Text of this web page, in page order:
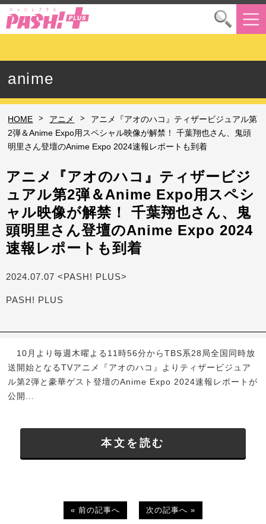
anime
HOME > アニメ >
アニメ『アオのハコ』ティザービジュアル第
2弾＆Anime Expo用スペシャル映像が解禁！ 千葉翔也さん、鬼頭
明里さん登壇のAnime Expo 2024速報レポートも到着
アニメ『アオのハコ』ティザービジ
ュアル第2弾＆Anime Expo用スペシ
ャル映像が解禁！ 千葉翔也さん、鬼
頭明里さん登壇のAnime Expo 2024
速報レポートも到着
2024.07.07 <PASH! PLUS>
PASH! PLUS
10月より毎週木曜よる11時56分からTBS系28局全国同時放
送開始となるTVアニメ『アオのハコ』よりティザービジュア
ル第2弾と豪華ゲスト登壇のAnime Expo 2024速報レポートが
公開...
本文を読む
« 前の記事へ 次の記事へ »